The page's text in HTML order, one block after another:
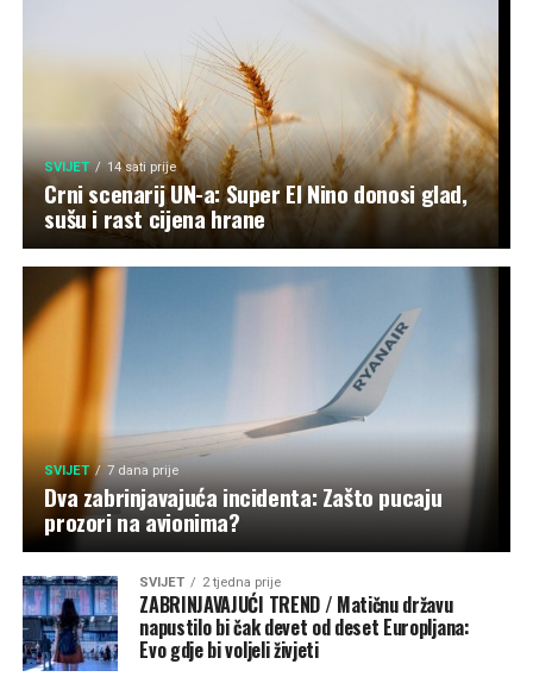
SVIJET 14 sati prije
Crni scenarij UN-a: Super El Nino donosi glad,
sušu i rast cijena hrane
SVIJET 7 dana prije
Dva zabrinjavajuća incidenta: Zašto pucaju
prozori na avionima?
SVIJET 2 tjedna prije
ZABRINJAVAJUĆI TREND / Matičnu državu
napustilo bi čak devet od deset Europljana:
Evo gdje bi voljeli živjeti